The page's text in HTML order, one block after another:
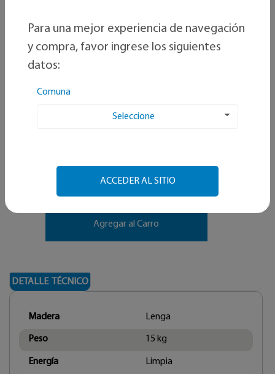
Genérico
Pellet saco 15 kg Lenga
SKU: 2920001402604
Agregar al Carro
DETALLE TÉCNICO
Madera Lenga
Peso 15 kg
Energía Limpia
Para una mejor experiencia de navegación
y compra, favor ingrese los siguientes
datos:
Comuna
Seleccione
ACCEDER AL SITIO